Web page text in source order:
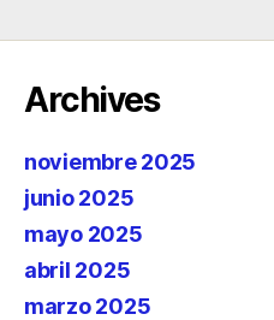
Archives
noviembre 2025
junio 2025
mayo 2025
abril 2025
marzo 2025